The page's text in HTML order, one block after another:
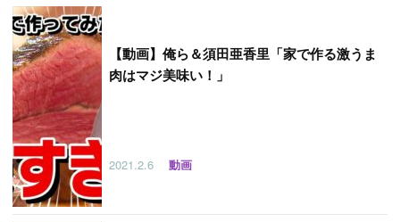
【動画】俺ら＆須田亜香里「家で作る激うま
肉はマジ美味い！」
2021.2.6 動画